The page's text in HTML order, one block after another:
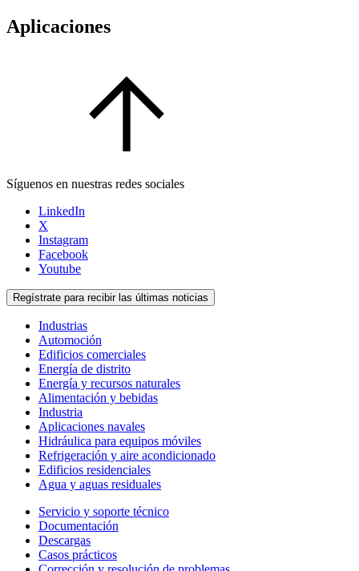
Aplicaciones
Síguenos en nuestras redes sociales
LinkedIn
X
Instagram
Facebook
Youtube
Regístrate para recibir las últimas noticias
Industrias
Automoción
Edificios comerciales
Energía de distrito
Energía y recursos naturales
Alimentación y bebidas
Industria
Aplicaciones navales
Hidráulica para equipos móviles
Refrigeración y aire acondicionado
Edificios residenciales
Agua y aguas residuales
Servicio y soporte técnico
Documentación
Descargas
Casos prácticos